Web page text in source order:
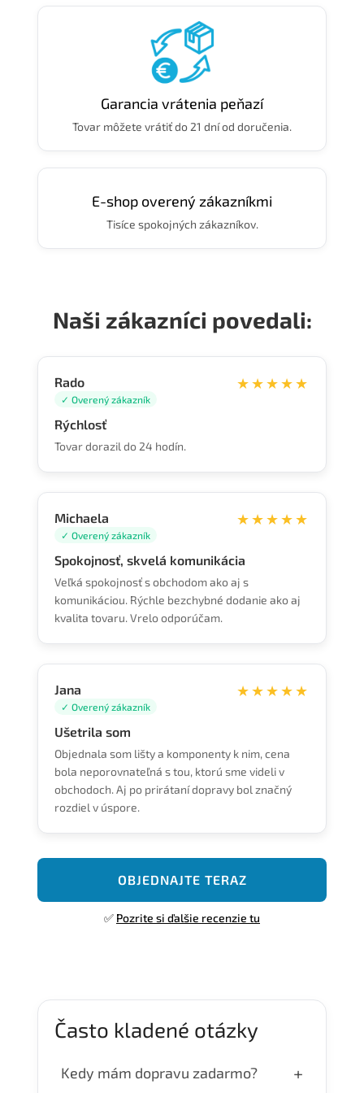
Garancia vrátenia peňazí
Tovar môžete vrátiť do 21 dní od doručenia.
E-shop overený zákazníkmi
Tisíce spokojných zákazníkov.
Naši zákazníci povedali:
Rado
✓ Overený zákazník
★★★★★
Rýchlosť
Tovar dorazil do 24 hodín.
Michaela
✓ Overený zákazník
★★★★★
Spokojnosť, skvelá komunikácia
Veľká spokojnosť s obchodom ako aj s
komunikáciou. Rýchle bezchybné dodanie ako aj
kvalita tovaru. Vrelo odporúčam.
Jana
✓ Overený zákazník
★★★★★
Ušetrila som
Objednala som lišty a komponenty k nim, cena
bola neporovnateľná s tou, ktorú sme videli v
obchodoch. Aj po prirátaní dopravy bol značný
rozdiel v úspore.
OBJEDNAJTE TERAZ
✅ Pozrite si ďalšie recenzie tu
Často kladené otázky
Kedy mám dopravu zadarmo? +